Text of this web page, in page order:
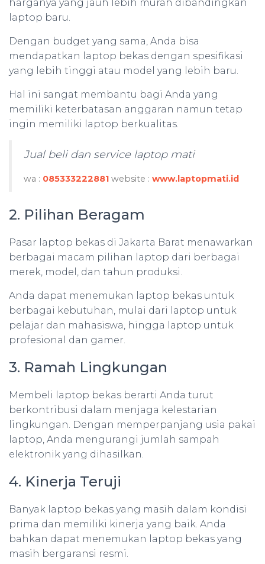
harganya yang jauh lebih murah dibandingkan
laptop baru.
Dengan budget yang sama, Anda bisa
mendapatkan laptop bekas dengan spesifikasi
yang lebih tinggi atau model yang lebih baru.
Hal ini sangat membantu bagi Anda yang
memiliki keterbatasan anggaran namun tetap
ingin memiliki laptop berkualitas.
Jual beli dan service laptop mati
wa : 085333222881 website : www.laptopmati.id
2. Pilihan Beragam
Pasar laptop bekas di Jakarta Barat menawarkan
berbagai macam pilihan laptop dari berbagai
merek, model, dan tahun produksi.
Anda dapat menemukan laptop bekas untuk
berbagai kebutuhan, mulai dari laptop untuk
pelajar dan mahasiswa, hingga laptop untuk
profesional dan gamer.
3. Ramah Lingkungan
Membeli laptop bekas berarti Anda turut
berkontribusi dalam menjaga kelestarian
lingkungan. Dengan memperpanjang usia pakai
laptop, Anda mengurangi jumlah sampah
elektronik yang dihasilkan.
4. Kinerja Teruji
Banyak laptop bekas yang masih dalam kondisi
prima dan memiliki kinerja yang baik. Anda
bahkan dapat menemukan laptop bekas yang
masih bergaransi resmi.